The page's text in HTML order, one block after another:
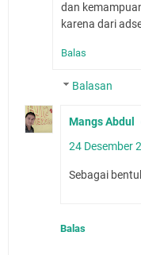
dan
karena dari
Balas
Balasan
Mangs Abdul
24 Desember
Sebagai
Balas